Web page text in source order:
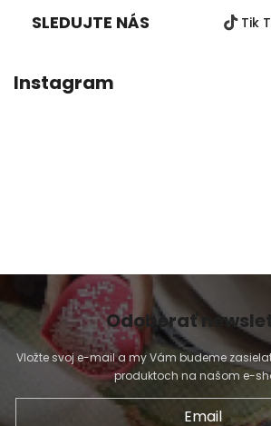
SLEDUJTE NÁS Tik
Instagram
Odoberať
Vložte svoj e-mail a my Vám budeme
produktoch na našom e-
Email